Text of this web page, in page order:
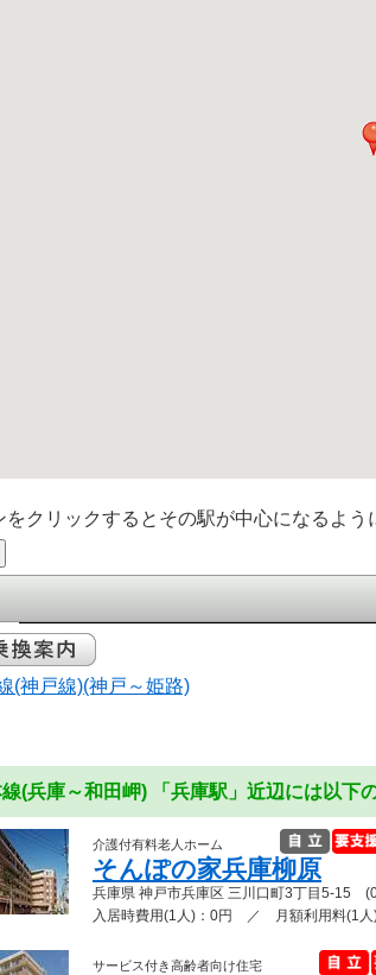
をクリックするとその駅が中心になるよう
(神戸線)(神戸～姫路)
(兵庫～和田岬) 「兵庫駅」近辺には以下
介護付有料老人ホーム
そんぽの家兵庫柳原
兵庫県 神戸市兵庫区 三川口町3丁目5-15
入居時費用(1人)：0円 ／ 月額利用料(1人
サービス付き高齢者向け住宅